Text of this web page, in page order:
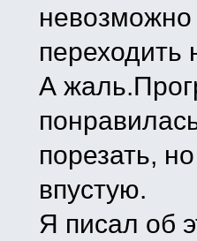
невозможно
переходить
А
порезать,
впустую.
Я писал об